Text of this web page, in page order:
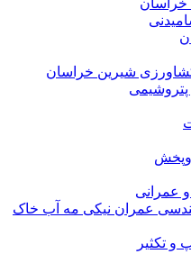
خراسان
شیرین خراسان
پتروشیمی
عمرانی
عمران نیکی مه آب خاک
و تکثير